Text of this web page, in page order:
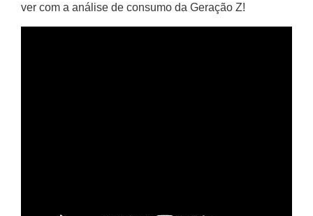
ver com a análise de consumo da Geração Z!